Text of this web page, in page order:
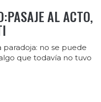
AL ACTO,
no se puede
que todavía no tuvo